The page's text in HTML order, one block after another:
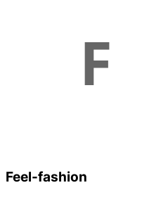
Feel-fashion